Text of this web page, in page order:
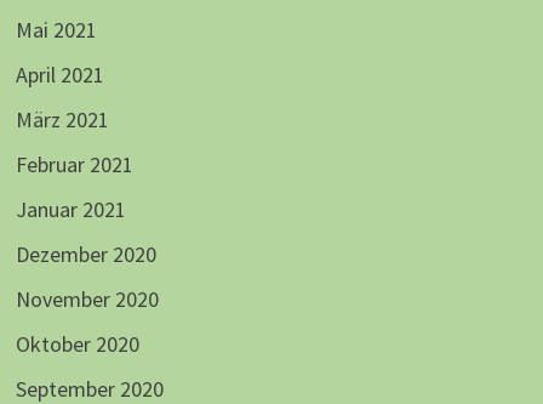
Mai 2021
April 2021
März 2021
Februar 2021
Januar 2021
Dezember 2020
November 2020
Oktober 2020
September 2020